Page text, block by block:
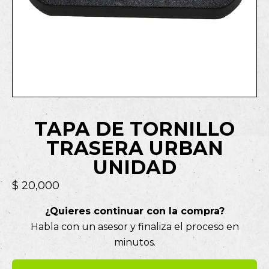
TAPA DE TORNILLO
TRASERA URBAN
UNIDAD
$ 20,000
¿Quieres continuar con la compra?
Habla con un asesor y finaliza el proceso en
minutos.